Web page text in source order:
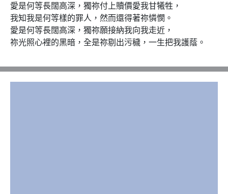
愛是何等長闊高深，獨祢付上贖價愛我甘犧牲，
我知我是何等樣的罪人，然而還得著祢憐憫。
愛是何等長闊高深，獨祢願接納我向我走近，
祢光照心裡的黑暗，全是祢剔出污穢，一生把我護蔭。